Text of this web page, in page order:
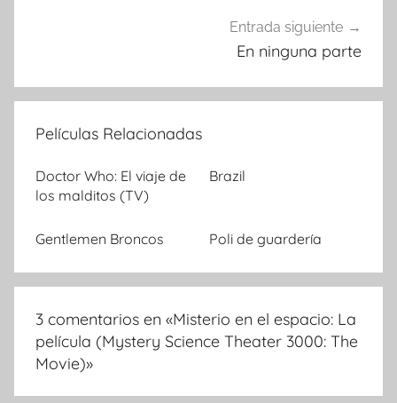
Entrada siguiente
En ninguna parte
Películas Relacionadas
Doctor Who: El viaje de
los malditos (TV)
Brazil
Gentlemen Broncos Poli de guardería
3 comentarios en «Misterio en el espacio: La
película (Mystery Science Theater 3000: The
Movie)»